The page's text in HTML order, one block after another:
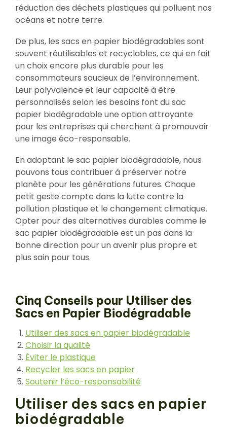
réduction des déchets plastiques qui polluent nos
océans et notre terre.
De plus, les sacs en papier biodégradables sont
souvent réutilisables et recyclables, ce qui en fait
un choix encore plus durable pour les
consommateurs soucieux de l’environnement.
Leur polyvalence et leur capacité à être
personnalisés selon les besoins font du sac
papier biodégradable une option attrayante
pour les entreprises qui cherchent à promouvoir
une image éco-responsable.
En adoptant le sac papier biodégradable, nous
pouvons tous contribuer à préserver notre
planète pour les générations futures. Chaque
petit geste compte dans la lutte contre la
pollution plastique et le changement climatique.
Opter pour des alternatives durables comme le
sac papier biodégradable est un pas dans la
bonne direction pour un avenir plus propre et
plus sain pour tous.
Cinq Conseils pour Utiliser des
Sacs en Papier Biodégradable
Utiliser des sacs en papier biodégradable
Choisir la qualité
Éviter le plastique
Recycler les sacs en papier
Soutenir l’éco-responsabilité
Utiliser des sacs en papier
biodégradable